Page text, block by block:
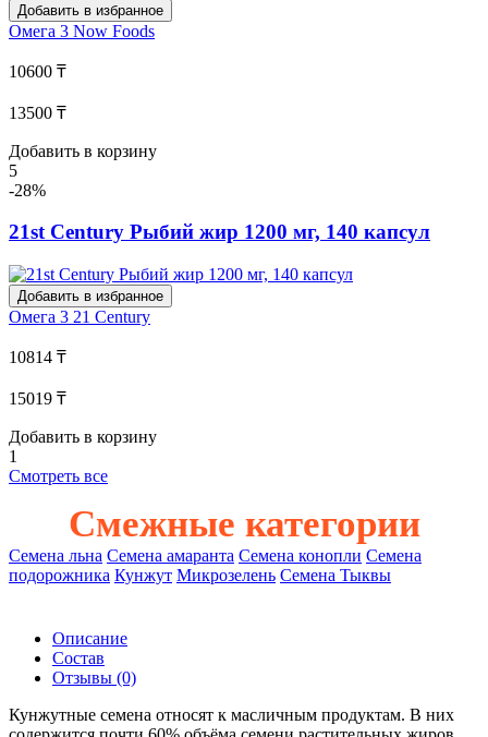
Добавить в избранное
Омега 3 Now Foods
10600 ₸
13500 ₸
Добавить в корзину
5
-28%
21st Century Рыбий жир 1200 мг, 140 капсул
Добавить в избранное
Омега 3 21 Century
10814 ₸
15019 ₸
Добавить в корзину
1
Смотреть все
Смежные категории
Семена льна Семена амаранта Семена конопли Семена
подорожника Кунжут Микрозелень Семена Тыквы
Описание
Состав
Отзывы (0)
Кунжутные семена относят к масличным продуктам. В них